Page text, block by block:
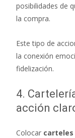
posibilidades de
la compra.
Este tipo de
la conexión
fidelización.
4.
acción
Colocar